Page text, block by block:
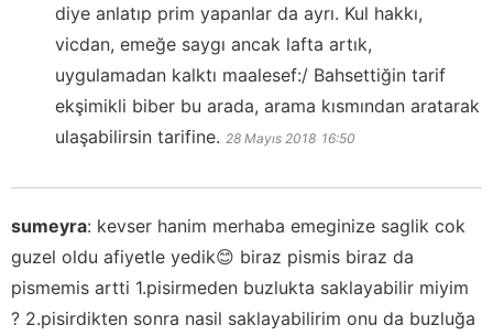
diye anlatıp prim yapanlar da ayrı. Kul hakkı,
vicdan, emeğe saygı ancak lafta artık,
uygulamadan kalktı maalesef:/ Bahsettiğin tarif
ekşimikli biber bu arada, arama kısmından aratarak
ulaşabilirsin tarifine. 28 Mayıs 2018 16:50
sumeyra: kevser hanim merhaba emeginize saglik cok
guzel oldu afiyetle yedik😊 biraz pismis biraz da
pismemis artti 1.pisirmeden buzlukta saklayabilir miyim
? 2.pisirdikten sonra nasil saklayabilirim onu da buzluğa